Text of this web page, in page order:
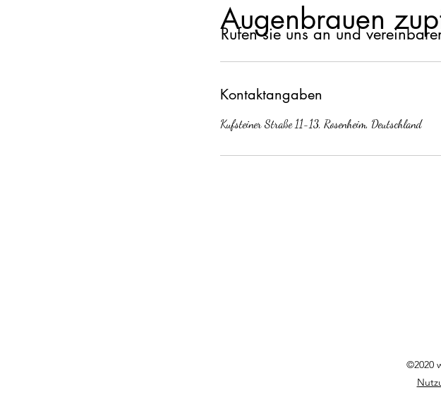
Augenbrauen
Kontaktangaben
Kufsteiner Straße 11-13, Rosenheim, Deutschland
Rufen sie uns an und
©2020